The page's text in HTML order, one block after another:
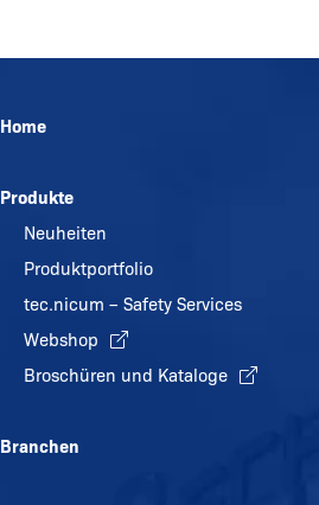
Home
Produkte
Neuheiten
Produktportfolio
tec.nicum – Safety Services
Webshop
Broschüren und Kataloge
Branchen